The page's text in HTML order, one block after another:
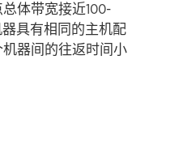
体带宽接近100-
具有相同的主机配
器间的往返时间小